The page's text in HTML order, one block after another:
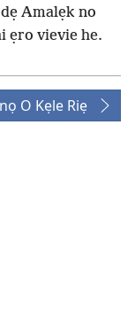
Amalẹk no
ẹro vievie he.
O Kẹle Riẹ